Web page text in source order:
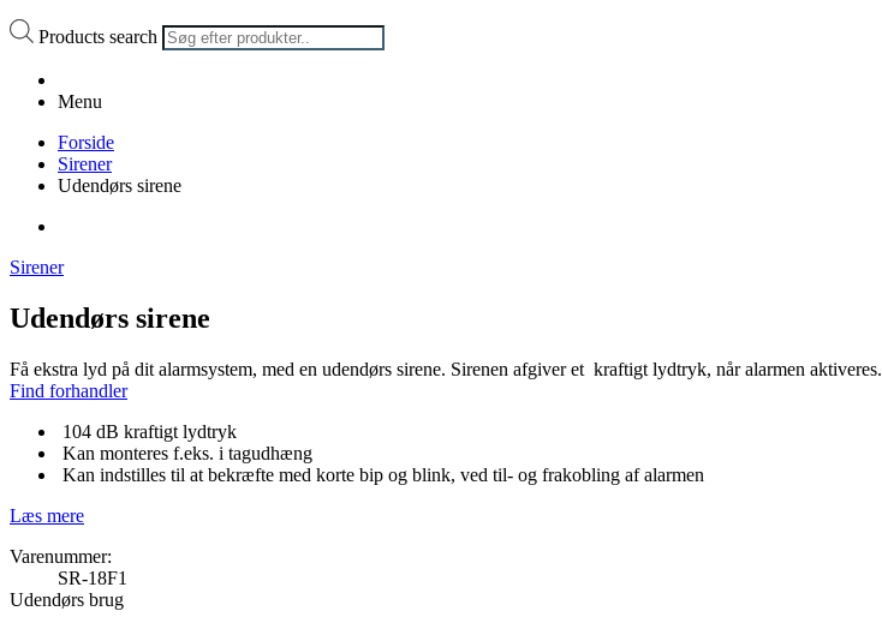
Products search
Menu
Forside
Sirener
Udendørs sirene
Sirener
Udendørs sirene
Få ekstra lyd på dit alarmsystem, med en udendørs sirene. Sirenen afgiver et kraftigt lydtryk, når alarmen aktiveres.
Find forhandler
104 dB kraftigt lydtryk
Kan monteres f.eks. i tagudhæng
Kan indstilles til at bekræfte med korte bip og blink, ved til- og frakobling af alarmen
Læs mere
Varenummer:
SR-18F1
Udendørs brug